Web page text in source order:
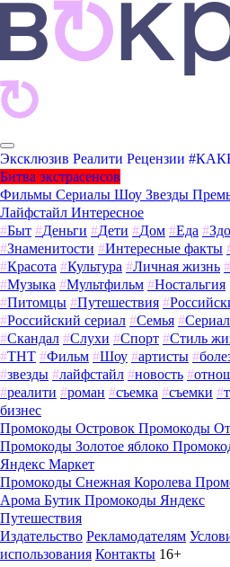
Эксклюзив Реалити Рецензии
Битва экстрасенсов
Фильмы Сериалы Шоу Звезды
Лайфстайл Интересное
#Быт #Деньги #Дети #Дом #Еда #
#Знаменитости #Интересные факты
#Красота #Культура #Личная жизнь #
#Музыка #Мультфильм #Ностальгия
#Питомцы #Путешествия #
#Российский сериал #Семья #Сериал
#Скандал #Слухи #Спорт #Стиль
#ТНТ #Фильм #Шоу #артисты #
#звезды #лайфстайл #новость #
#реалити #роман #съемка #съемки #
бизнес
Промокоды Островок Промокоды
Промокоды Золотое яблоко
Яндекс Маркет
Промокоды Снежная Королева
Арома Бутик Промокоды Яндекс
Путешествия
Издательство Рекламодателям
использования Контакты 16+